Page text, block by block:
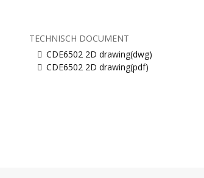
TECHNISCH DOCUMENT
CDE6502 2D drawing(dwg)
CDE6502 2D drawing(pdf)